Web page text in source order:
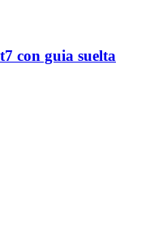
con guia suelta